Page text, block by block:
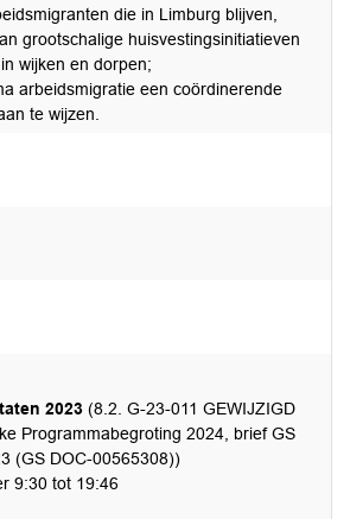
die in Limburg blijven,
grootschalige huisvestingsinitiatieven
wijken en dorpen;
arbeidsmigratie een coördinerende
te wijzen.
2023 (8.2. G-23-011 GEWIJZIGD
Programmabegroting 2024, brief GS
(GS DOC-00565308))
9:30 tot 19:46